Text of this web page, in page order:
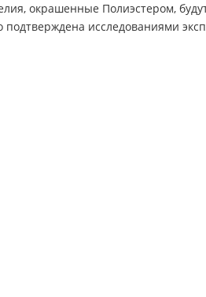
окрашенные Полиэстером,
подтверждена исследованиями